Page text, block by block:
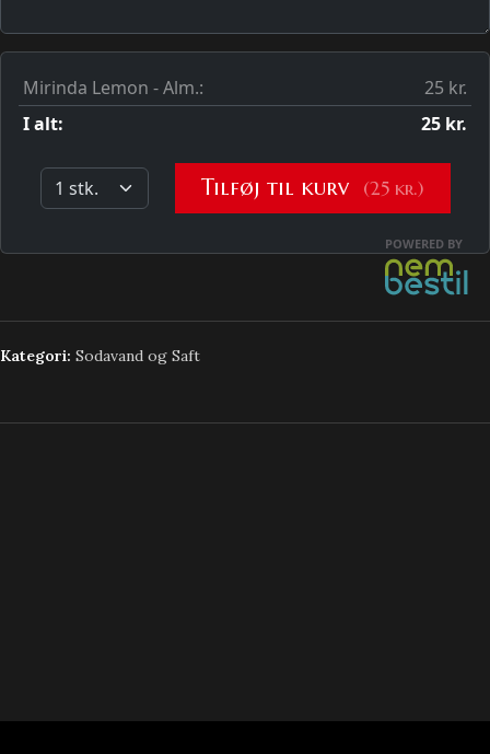
Kategori: Sodavand og Saft